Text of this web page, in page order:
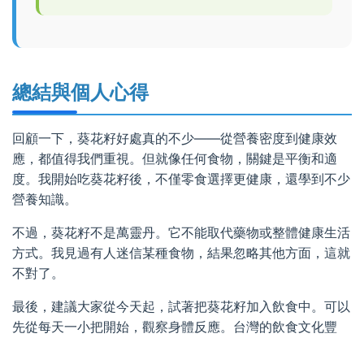
總結與個人心得
回顧一下，葵花籽好處真的不少——從營養密度到健康效
應，都值得我們重視。但就像任何食物，關鍵是平衡和適
度。我開始吃葵花籽後，不僅零食選擇更健康，還學到不少
營養知識。
不過，葵花籽不是萬靈丹。它不能取代藥物或整體健康生活
方式。我見過有人迷信某種食物，結果忽略其他方面，這就
不對了。
最後，建議大家從今天起，試著把葵花籽加入飲食中。可以
先從每天一小把開始，觀察身體反應。台灣的飲食文化豐